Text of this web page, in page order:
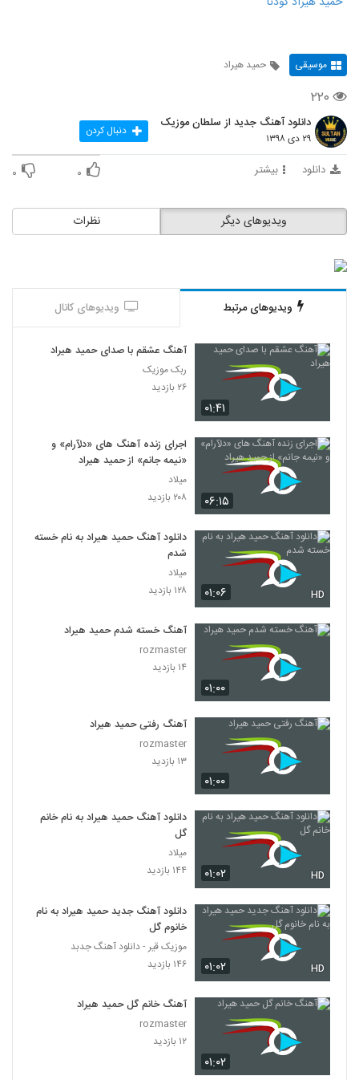
موسیقی حمید هیراد
۲۲۰
دانلود آهنگ جدید از سلطان موزیک
۲۹ دی ۱۳۹۸ دنبال کردن
دانلود بیشتر ۰ ۰
نظرات ویدیوهای دیگر
ویدیوهای مرتبط ویدیوهای کانال
۰۱:۴۱
آهنگ عشقم با صدای حمید هیراد
ربک موزیک
۲۶ بازدید
۰۶:۱۵
اجرای زنده آهنگ های «دلآرام» و
«نیمه جانم» از حمید هیراد
میلاد
۲۰۸ بازدید
۰۱:۰۶ HD
دانلود آهنگ حمید هیراد به نام خسته
شدم
میلاد
۱۲۸ بازدید
۰۱:۰۰
آهنگ خسته شدم حمید هیراد
rozmaster
۱۴ بازدید
۰۱:۰۰
آهنگ رفتی حمید هیراد
rozmaster
۱۳ بازدید
۰۱:۰۲ HD
دانلود آهنگ حمید هیراد به نام خانم
گل
میلاد
۱۴۴ بازدید
۰۱:۰۲ HD
دانلود آهنگ جدید حمید هیراد به نام
خانوم گل
موزیک قیر - دانلود آهنگ جدبد
۱۴۶ بازدید
۰۱:۰۲
آهنگ خانم گل حمید هیراد
rozmaster
۱۲ بازدید